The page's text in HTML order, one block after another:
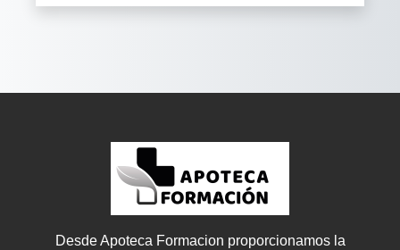
Desde Apoteca Formacion proporcionamos la